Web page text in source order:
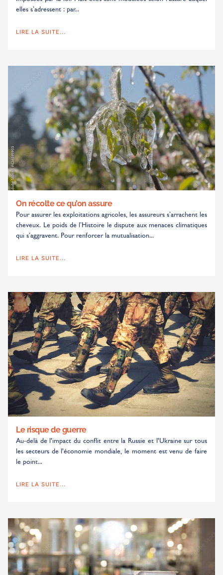
elles s’adressent : par...
LIRE LA SUITE...
On récolte ce qu’on assure
Pour assurer les exploitations agricoles, les assureurs s’arrachent les
cheveux. Le poids de l’Histoire le dispute aux menaces climatiques
qui s’aggravent. Pour renforcer la mutualisation...
LIRE LA SUITE...
Le risque de guerre
Au-delà de l'impact du conflit entre la Russie et l'Ukraine sur tous
les secteurs de l'économie mondiale, le moment est venu de faire
le point...
LIRE LA SUITE...